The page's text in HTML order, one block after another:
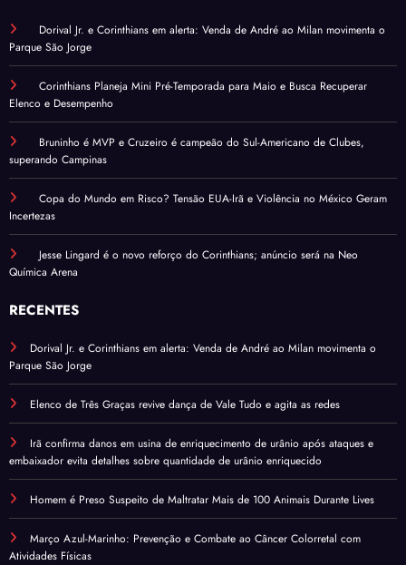
Dorival Jr. e Corinthians em alerta: Venda de André ao Milan movimenta o
Parque São Jorge
Corinthians Planeja Mini Pré-Temporada para Maio e Busca Recuperar
Elenco e Desempenho
Bruninho é MVP e Cruzeiro é campeão do Sul-Americano de Clubes,
superando Campinas
Copa do Mundo em Risco? Tensão EUA-Irã e Violência no México Geram
Incertezas
Jesse Lingard é o novo reforço do Corinthians; anúncio será na Neo
Química Arena
RECENTES
Dorival Jr. e Corinthians em alerta: Venda de André ao Milan movimenta o
Parque São Jorge
Elenco de Três Graças revive dança de Vale Tudo e agita as redes
Irã confirma danos em usina de enriquecimento de urânio após ataques e
embaixador evita detalhes sobre quantidade de urânio enriquecido
Homem é Preso Suspeito de Maltratar Mais de 100 Animais Durante Lives
Março Azul-Marinho: Prevenção e Combate ao Câncer Colorretal com
Atividades Físicas